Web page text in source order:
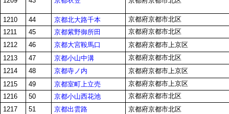
1210 44 京都北大路千本
京都府京都市北区
1211
45 京都紫野御所田
京都府京都市北区
1212
46 京都大宮鞍馬口
京都府京都市上京区
1213
47 京都小山中溝
京都府京都市北区
1214
48 京都寺ノ内
京都府京都市上京区
1215
49 京都室町上立売
京都府京都市上京区
1216
50 京都小山西花池
京都府京都市北区
1217
51 京都出雲路 京都府京都市北区